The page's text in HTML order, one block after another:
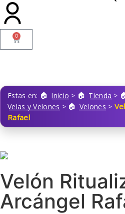
0
Estas en: Inicio > Tienda >
Velas y Velones > Velones >
Rafael
Velón
Arcángel